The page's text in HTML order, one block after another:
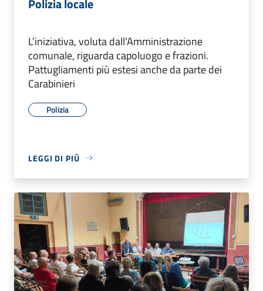
Polizia locale
L’iniziativa, voluta dall’Amministrazione
comunale, riguarda capoluogo e frazioni.
Pattugliamenti più estesi anche da parte dei
Carabinieri
Polizia
LEGGI DI PIÙ